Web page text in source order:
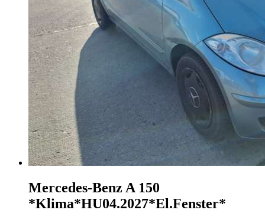
Mercedes-Benz A 150
*Klima*HU04.2027*El.Fenster*